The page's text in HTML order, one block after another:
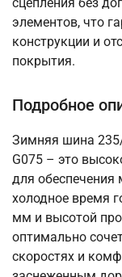
элементов, что
конструкции и
покрытия.
Подробное
Зимняя шина 235/
G075 – это
для обеспечения
холодное время
мм и высотой
оптимально
скоростях и